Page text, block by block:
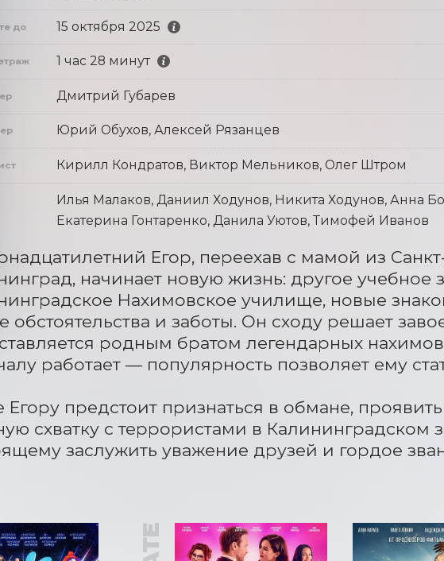
до 15 октября 2025
1 час 28 минут
Дмитрий Губарев
Юрий Обухов, Алексей Рязанцев
Кирилл Кондратов, Виктор Мельников, Олег Штром
Илья Малаков, Даниил Ходунов, Никита Ходунов, Анна
Екатерина Гонтаренко, Данила Уютов, Тимофей Иванов
Егор, переехав с мамой из
начинает новую жизнь: другое учебное
Нахимовское училище, новые
обстоятельства и заботы. Он сходу решает
родным братом легендарных
работает — популярность позволяет ему
Егору предстоит признаться в обмане,
схватку с террористами в Калининградском
заслужить уважение друзей и гордое